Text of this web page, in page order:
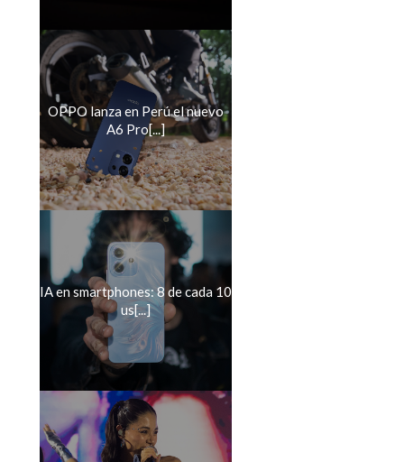
OPPO lanza en Perú el nuevo
A6 Pro[...]
IA en smartphones: 8 de cada 10
us[...]